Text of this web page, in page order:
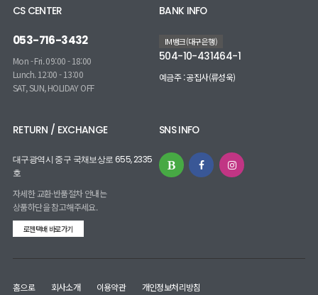
CS CENTER
053-716-3432
Mon - Fri. 09:00 - 18:00
Lunch. 12:00 - 13:00
SAT, SUN, HOLIDAY OFF
BANK INFO
IM뱅크(대구은행)
504-10-431464-1
예금주 : 공집사(류성욱)
RETURN / EXCHANGE
대구광역시 중구 국채보상로 655, 2335
호
자세한 교환·반품절차 안내는
상품하단을 참고해주세요.
로젠택배 바로가기
SNS INFO
홈으로 회사소개 이용약관 개인정보처리방침